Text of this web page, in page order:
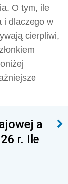
O tym, ile
i dlaczego w
cierpliwi,
a
r. Ile